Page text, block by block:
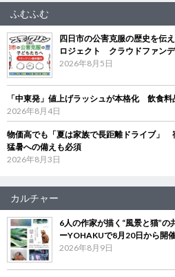
ふむふむ
四日市の公害克服の歴史を伝
ロジェクト クラウドファン
2026年8月5日
「中東発」値上げラッシュが本格化 飲食
2026年8月4日
物価高でも「夏は家族で長距離ドライブ」
猛暑への備えも必須
2026年8月3日
カルチャー
6人の作家が描く“風景と猫”
ーYOHAKUで8月20日から開
2026年8月9日